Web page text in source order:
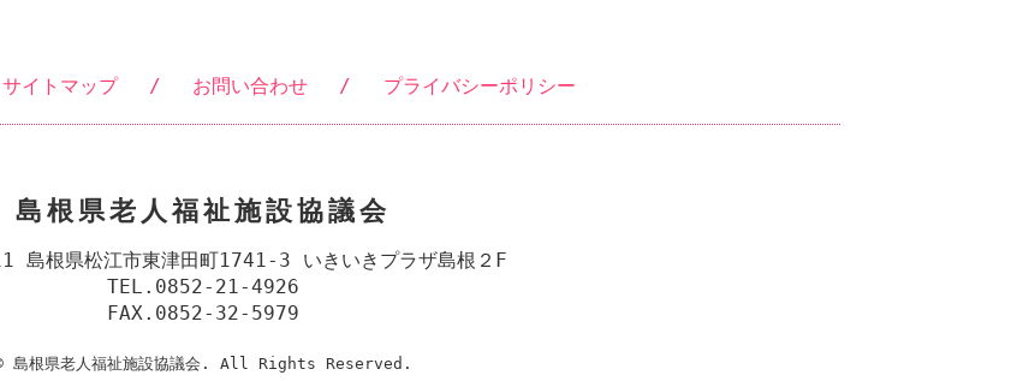
サイトマップ / お問い合わせ / プライバシーポリシー
島根県老人福祉施設協議会
島根県松江市東津田町1741-3 いきいきプラザ島根２F
TEL.0852-21-4926
FAX.0852-32-5979
島根県老人福祉施設協議会. All Rights Reserved.